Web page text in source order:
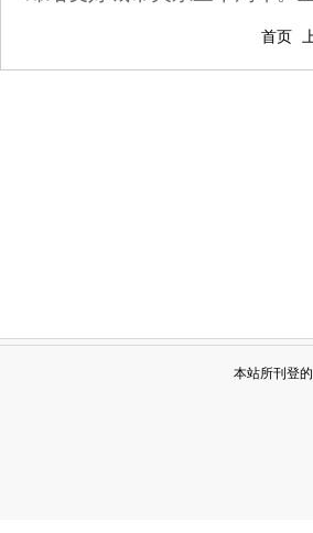
首页
本站所刊登